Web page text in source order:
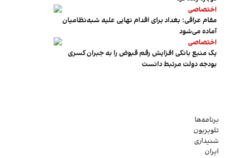
اختصاصی
مقام عراقی: بغداد برای اقدام نهایی علیه شبه‌نظامیان
آماده می‌شود
اختصاصی
یک منبع بانکی افزایش رقم قبوض را به جبران کسری
بودجه دولت مرتبط دانست
برنامه‌ها
تلویزیون
شنیداری
ایران